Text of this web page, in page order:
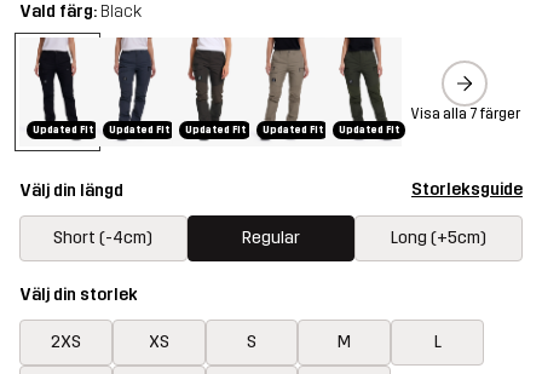
Vald färg: Black
Updated Fit Updated Fit Updated Fit Updated Fit Updated Fit
Visa alla 7 färger
Välj din längd Storleksguide
Short (-4cm) Regular Long (+5cm)
Välj din storlek
2XS XS S M L